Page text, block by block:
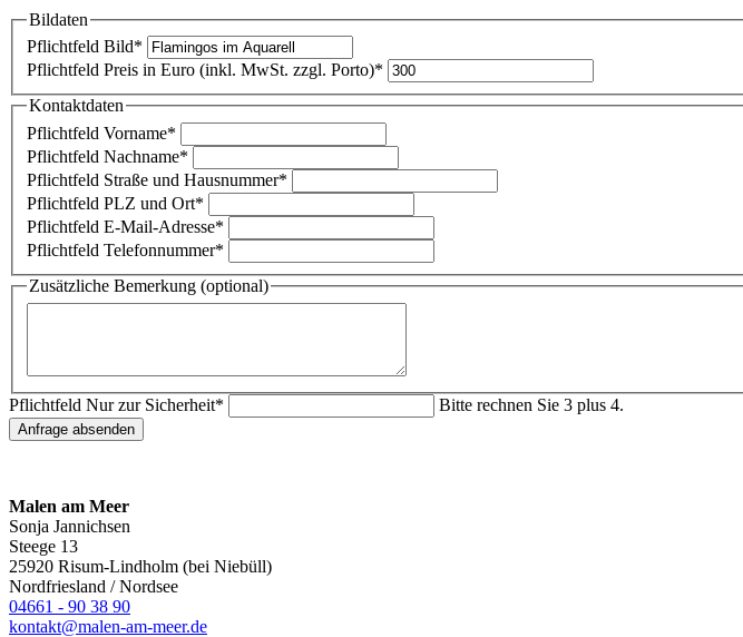
Bildaten
Pflichtfeld Bild*
Pflichtfeld Preis in Euro (inkl. MwSt. zzgl. Porto)*
Kontaktdaten
Pflichtfeld Vorname*
Pflichtfeld Nachname*
Pflichtfeld Straße und Hausnummer*
Pflichtfeld PLZ und Ort*
Pflichtfeld E-Mail-Adresse*
Pflichtfeld Telefonnummer*
Zusätzliche Bemerkung (optional)
Pflichtfeld Nur zur Sicherheit* Bitte rechnen Sie 3 plus 4.
Anfrage absenden
Malen am Meer
Sonja Jannichsen
Steege 13
25920 Risum-Lindholm (bei Niebüll)
Nordfriesland / Nordsee
04661 - 90 38 90
kontakt@malen-am-meer.de